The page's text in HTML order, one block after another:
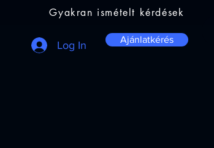
Ajánlatkérés
Gyakran ismételt kérdések
Log In